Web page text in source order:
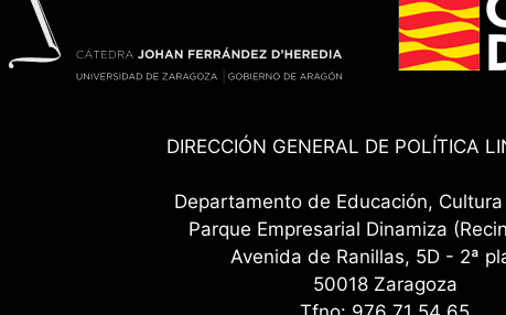
DIRECCIÓN GENERAL DE POLÍTICA
Departamento de Educación,
Parque Empresarial Dinamiza
Avenida de Ranillas, 5D - 2ª
50018 Zaragoza